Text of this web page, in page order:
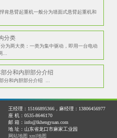
臂起重机一般分为墙面式悬臂起重机和
分类
两大类：一类为集中驱动，即用一台电动
...
分和内胆部分介绍
分和内胆部分介绍 ...
王经理：15166895366，麻经理：13806456977
座 机：0535-8646170
邮 箱：info@lkhengyuan.com
地 址：山东省龙口市麻家工业园
网站地图 xml地图